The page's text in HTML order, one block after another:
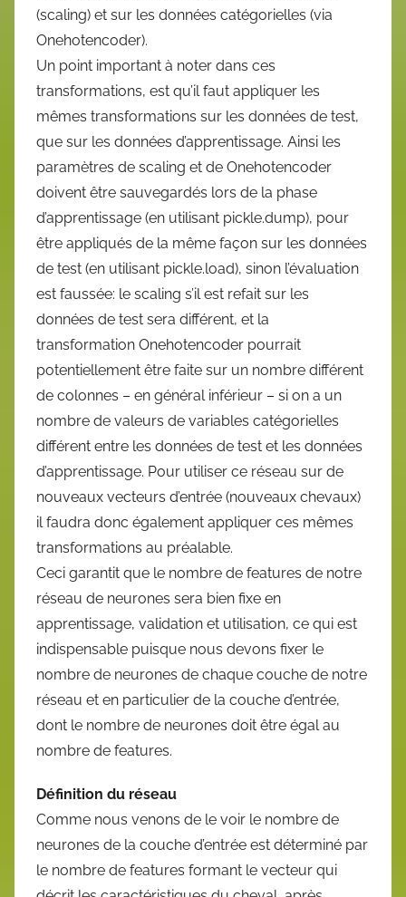
(scaling) et sur les données catégorielles (via
Onehotencoder).
Un point important à noter dans ces
transformations, est qu’il faut appliquer les
mêmes transformations sur les données de test,
que sur les données d’apprentissage. Ainsi les
paramètres de scaling et de Onehotencoder
doivent être sauvegardés lors de la phase
d’apprentissage (en utilisant pickle.dump), pour
être appliqués de la même façon sur les données
de test (en utilisant pickle.load), sinon l’évaluation
est faussée: le scaling s’il est refait sur les
données de test sera différent, et la
transformation Onehotencoder pourrait
potentiellement être faite sur un nombre différent
de colonnes – en général inférieur – si on a un
nombre de valeurs de variables catégorielles
différent entre les données de test et les données
d’apprentissage. Pour utiliser ce réseau sur de
nouveaux vecteurs d’entrée (nouveaux chevaux)
il faudra donc également appliquer ces mêmes
transformations au préalable.
Ceci garantit que le nombre de features de notre
réseau de neurones sera bien fixe en
apprentissage, validation et utilisation, ce qui est
indispensable puisque nous devons fixer le
nombre de neurones de chaque couche de notre
réseau et en particulier de la couche d’entrée,
dont le nombre de neurones doit être égal au
nombre de features.
Définition du réseau
Comme nous venons de le voir le nombre de
neurones de la couche d’entrée est déterminé par
le nombre de features formant le vecteur qui